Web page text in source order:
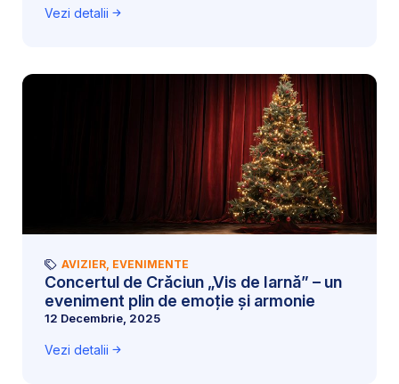
Vezi detalii
AVIZIER, EVENIMENTE
Concertul de Crăciun „Vis de Iarnă” – un
eveniment plin de emoție și armonie
12 Decembrie, 2025
Vezi detalii